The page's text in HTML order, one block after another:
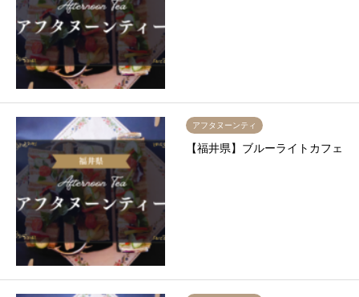
アフタヌーンティ
【福井県】ブルーライトカフェ